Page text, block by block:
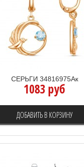
СЕРЬГИ 34816975Ак
1083 руб
ДОБАВИТЬ В КОРЗИНУ